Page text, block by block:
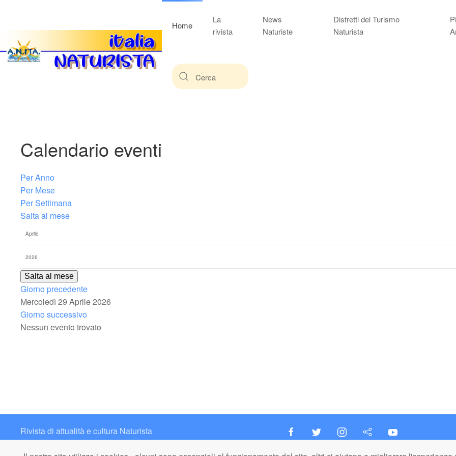
Home
La
rivista
News
Naturiste
Distretti del Turismo
Naturista
Calendario eventi
Per Anno
Per Mese
Per Settimana
Salta al mese
Salta al mese
Giorno precedente
Mercoledì 29 Aprile 2026
Giorno successivo
Nessun evento trovato
Rivista di attualità e cultura Naturista
Contatto: redazione@italianaturista.it